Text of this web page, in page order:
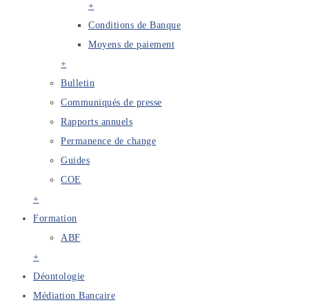
+
Conditions de Banque
Moyens de paiement
+
Bulletin
Communiqués de presse
Rapports annuels
Permanence de change
Guides
COE
+
Formation
ABF
+
Déontologie
Médiation Bancaire